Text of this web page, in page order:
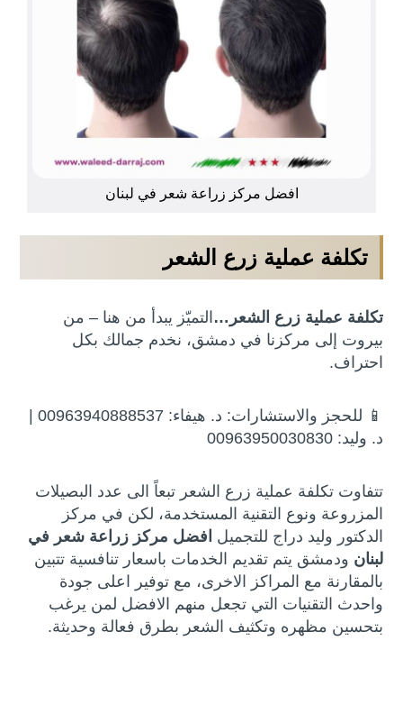
افضل مركز زراعة شعر في لبنان
تكلفة عملية زرع الشعر
تكلفة عملية زرع الشعر… التميّز يبدأ من هنا – من
بيروت إلى مركزنا في دمشق، نخدم جمالك بكل
احتراف.
📱 للحجز والاستشارات: د. هيفاء: 00963940888537 |
د. وليد: 00963950030830
تتفاوت تكلفة عملية زرع الشعر تبعاً الى عدد البصيلات
المزروعة ونوع التقنية المستخدمة، لكن في مركز
الدكتور وليد دراج للتجميل افضل مركز زراعة شعر في
لبنان ودمشق يتم تقديم الخدمات باسعار تنافسية تتبين
بالمقارنة مع المراكز الاخرى، مع توفير اعلى جودة
واحدث التقنيات التي تجعل منهم الافضل لمن يرغب
بتحسين مظهره وتكثيف الشعر بطرق فعالة وحديثة.